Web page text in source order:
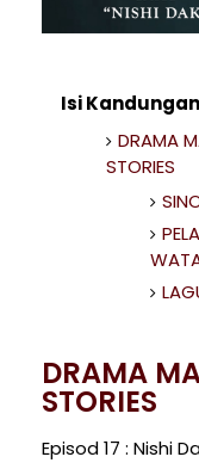
Isi Kandungan
DRAMA
STORIES
DRAMA
STORIES
Episod 17 : Nishi